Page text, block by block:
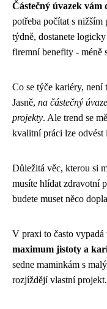
Částečný úvazek vám
potřeba počítat s
týdně, dostanete
firemní benefity - méně
Co se týče kariéry, není
Jasně, na částečný
projekty. Ale trend se
kvalitní práci lze odvést
Důležitá věc, kterou si
musíte hlídat zdravotní
budete muset něco
V praxi to často vypadá
maximum jistoty a
sedne maminkám s
rozjíždějí vlastní projekt.